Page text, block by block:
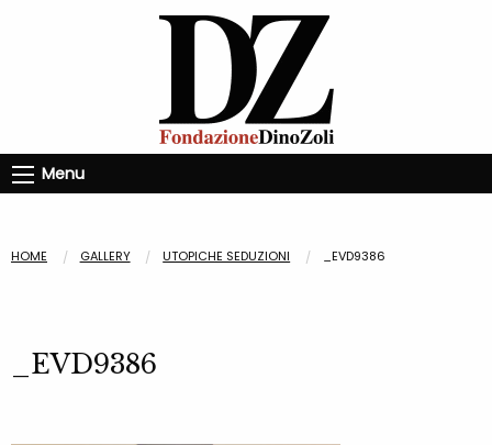
Menu
HOME GALLERY UTOPICHE SEDUZIONI _EVD9386
_EVD9386